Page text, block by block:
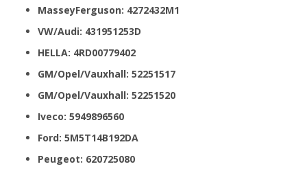
MasseyFerguson: 4272432M1
VW/Audi: 431951253D
HELLA: 4RD00779402
GM/Opel/Vauxhall: 52251517
GM/Opel/Vauxhall: 52251520
Iveco: 5949896560
Ford: 5M5T14B192DA
Peugeot: 620725080